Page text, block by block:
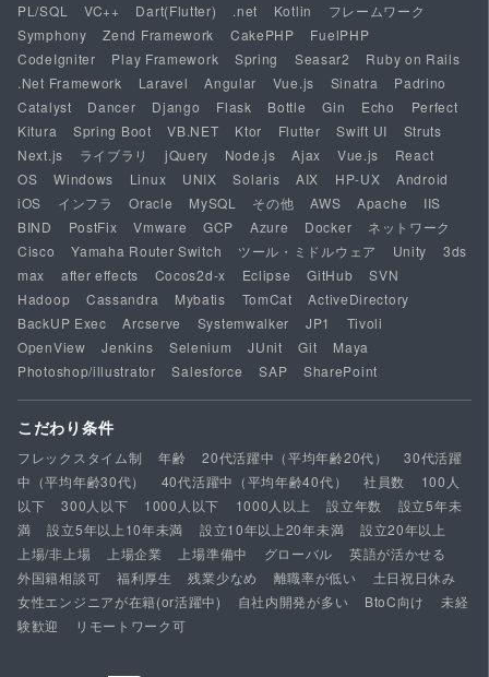
PL/SQL
VC++ Dart(Flutter) .net Kotlin
フレームワーク
Symphony
Zend Framework CakePHP
FuelPHP
CodeIgniter
Play Framework Spring Seasar2
Ruby on Rails
.Net Framework
Laravel Angular Vue.js Sinatra
Padrino
Catalyst
Dancer Django Flask Bottle Gin Echo
Perfect
Kitura
Spring Boot VB.NET Ktor Flutter Swift UI
Struts
Next.js
ライブラリ jQuery Node.js Ajax Vue.js
React
OS
Windows Linux UNIX Solaris AIX HP-UX
Android
iOS
インフラ Oracle MySQL その他 AWS Apache
IIS
BIND
PostFix Vmware GCP Azure Docker
ネットワーク
Cisco
Yamaha Router Switch ツール・ミドルウェア Unity
3ds
max
after effects Cocos2d-x Eclipse GitHub
SVN
Hadoop
Cassandra Mybatis TomCat
ActiveDirectory
BackUP Exec
Arcserve Systemwalker JP1
Tivoli
OpenView
Jenkins Selenium JUnit Git
Maya
Photoshop/illustrator
Salesforce SAP SharePoint
こだわり条件
フレックスタイム制 年齢 20代活躍中（平均年齢20代）
30代活躍
中（平均年齢30代）
40代活躍中（平均年齢40代） 社員数
100人
以下
300人以下 1000人以下 1000人以上 設立年数
設立5年未
満
設立5年以上10年未満 設立10年以上20年未満
設立20年以上
上場/非上場
上場企業 上場準備中 グローバル
英語が活かせる
外国籍相談可
福利厚生 残業少なめ 離職率が低い
土日祝日休み
女性エンジニアが在籍(or活躍中)
自社内開発が多い BtoC向け
未経
験歓迎
リモートワーク可